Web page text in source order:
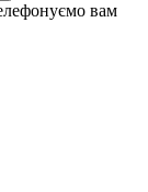
вам